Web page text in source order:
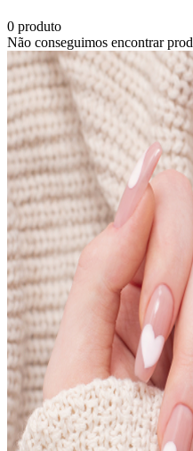
0 produto
Não conseguimos encontrar